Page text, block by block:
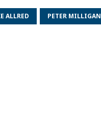
ALLRED PETER MILLIGAN